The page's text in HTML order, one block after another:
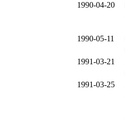
1990-04-20
1990-05-11
1991-03-21
1991-03-25